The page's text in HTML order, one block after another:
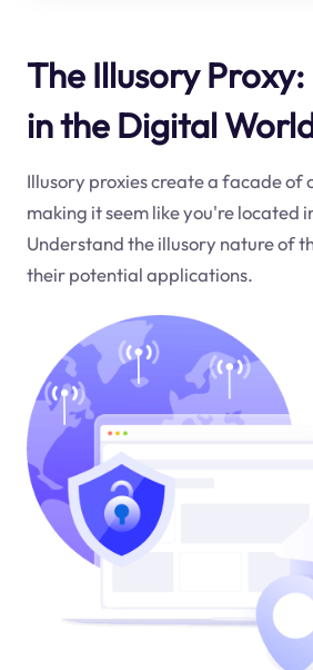
The Illusory
in the Digital
Illusory proxies create a facade of
making it seem like you're located
Understand the illusory nature of
their potential applications.